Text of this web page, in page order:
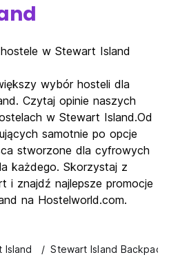
w Stewart Island
wybór hosteli dla
Czytaj opinie naszych
w Stewart Island.Od
samotnie po opcje
stworzone dla cyfrowych
każdego. Skorzystaj z
i znajdź najlepsze promocje
na Hostelworld.com.
Island Stewart Island